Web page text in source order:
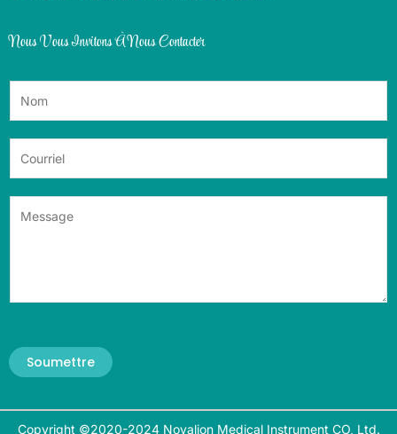
Nous Vous Invitons À Nous Contacter
Soumettre
Copyright ©2020-2024 Novalion Medical Instrument CO, Ltd.